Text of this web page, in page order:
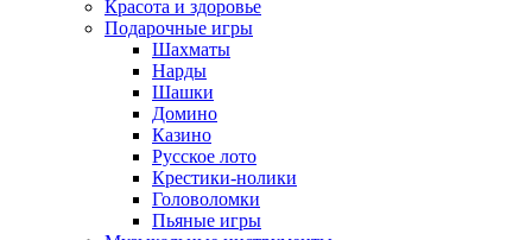
Красота и здоровье
Подарочные игры
Шахматы
Нарды
Шашки
Домино
Казино
Русское лото
Крестики-нолики
Головоломки
Пьяные игры